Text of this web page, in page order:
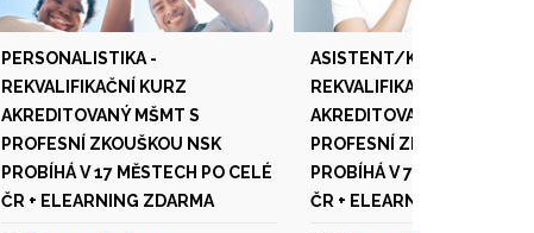
PERSONALISTIKA -
REKVALIFIKAČNÍ KURZ
AKREDITOVANÝ MŠMT S
PROFESNÍ ZKOUŠKOU NSK
PROBÍHÁ V 17 MĚSTECH PO CELÉ
ČR + ELEARNING ZDARMA
ASISTENT/KA,
REKVALIFIKAČNÍ KURZ
AKREDITOVANÝ MŠMT S
PROFESNÍ ZKOUŠKOU NSK
PROBÍHÁ V 7 MĚSTECH PO
ČR + ELEARNING ZDARMA